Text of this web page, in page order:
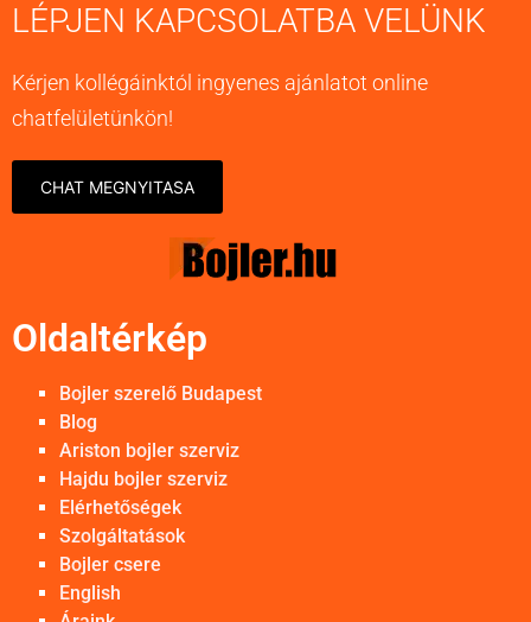
LÉPJEN KAPCSOLATBA VELÜNK
Kérjen kollégáinktól ingyenes ajánlatot online
chatfelületünkön!
CHAT MEGNYITASA
Oldaltérkép
Bojler szerelő Budapest
Blog
Ariston bojler szerviz
Hajdu bojler szerviz
Elérhetőségek
Szolgáltatások
Bojler csere
English